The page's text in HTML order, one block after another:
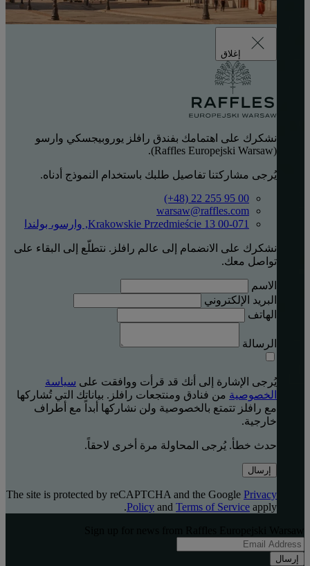
إغلاق
نشكرك على اهتمامك بفندق رافلز يوروبيجسكي وارسو
(Raffles Europejski Warsaw).
يُرجى مشاركتنا تفاصيل طلبك باستخدام النموذج أدناه.
‎(+48) 22 255 95 00‏
warsaw@raffles.com
Krakowskie Przedmieście 13 00-071, وارسو، بولندا
نشكرك على الانضمام إلى عالم رافلز. نتطلّع إلى البقاء على
تواصل معك.
الاسم
البريد الإلكتروني
الهاتف
الرسالة
يُرجى الإشارة إلى أنك قد قرأت ووافقت على سياسة
الخصوصية من فنادق ومنتجعات رافلز. بياناتك التي تُشاركها
مع رافلز تتمتع بالخصوصية ولن نشاركها أبداً مع أطراف
خارجية.
حدث خطأ. يُرجى المحاولة مرة أخرى لاحقاً.
إرسال
The site is protected by reCAPTCHA and the Google Privacy
Policy and Terms of Service apply.
إرسال